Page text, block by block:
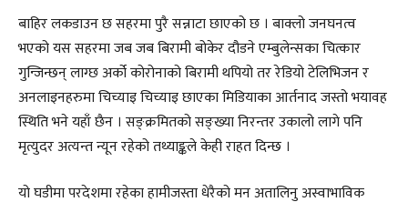
बाहिर लकडाउन छ सहरमा पुरै सन्नाटा छाएको छ । बाक्लो जनघनत्व
भएको यस सहरमा जब जब बिरामी बोकेर दौडने एम्बुलेन्सका चित्कार
गुन्जिन्छन् लाग्छ अर्को कोरोनाको बिरामी थपियो तर रेडियो टेलिभिजन र
अनलाइनहरुमा चिच्याइ चिच्याइ छाएका मिडियाका आर्तनाद जस्तो भयावह
स्थिति भने यहाँ छैन । सङ्क्रमितको सङ्ख्या निरन्तर उकालो लागे पनि
मृत्युदर अत्यन्त न्यून रहेको तथ्याङ्कले केही राहत दिन्छ ।
यो घडीमा परदेशमा रहेका हामीजस्ता धेरैको मन अतालिनु अस्वाभाविक